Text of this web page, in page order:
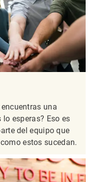
una
esperas? Eso es
del equipo que
estos sucedan.